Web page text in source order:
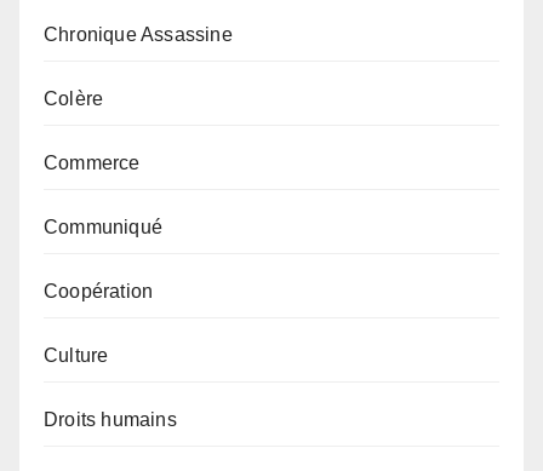
Chronique Assassine
Colère
Commerce
Communiqué
Coopération
Culture
Droits humains